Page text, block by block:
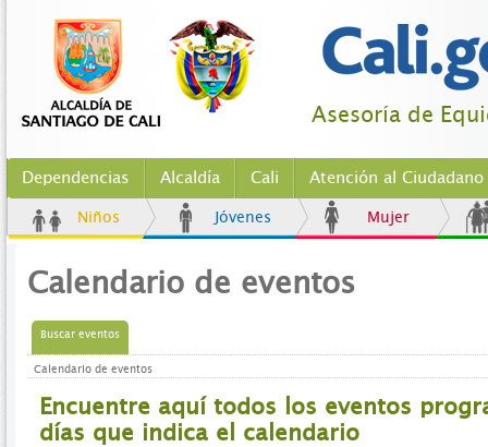
Asesoría de
Dependencias Alcaldía Cali Atención al Ciudadano
Niños Jóvenes Mujer
Calendario de eventos
Buscar eventos
Calendario de eventos
Encuentre aquí todos los eventos
días que indica el calendario